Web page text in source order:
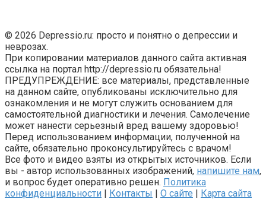
© 2026 Depressio.ru: просто и понятно о депрессии и
неврозах.
При копировании материалов данного сайта активная
ссылка на портал http://depressio.ru обязательна!
ПРЕДУПРЕЖДЕНИЕ: все материалы, представленные
на данном сайте, опубликованы исключительно для
ознакомления и не могут служить основанием для
самостоятельной диагностики и лечения. Самолечение
может нанести серьезный вред вашему здоровью!
Перед использованием информации, полученной на
сайте, обязательно проконсультируйтесь с врачом!
Все фото и видео взяты из открытых источников. Если
вы - автор использованных изображений, напишите нам,
и вопрос будет оперативно решен. Политика
конфиденциальности | Контакты | О сайте | Карта сайта